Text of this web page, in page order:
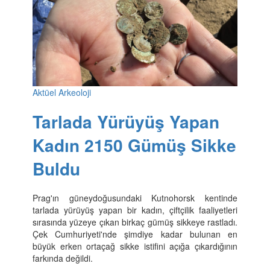
Aktüel Arkeoloji
Tarlada Yürüyüş Yapan
Kadın 2150 Gümüş Sikke
Buldu
Prag'ın güneydoğusundaki Kutnohorsk kentinde
tarlada yürüyüş yapan bir kadın, çiftçilik faaliyetleri
sırasında yüzeye çıkan birkaç gümüş sikkeye rastladı.
Çek Cumhuriyeti'nde şimdiye kadar bulunan en
büyük erken ortaçağ sikke istifini açığa çıkardığının
farkında değildi.